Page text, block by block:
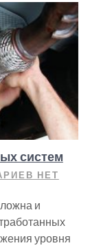
систем
НЕТ
и
уровня